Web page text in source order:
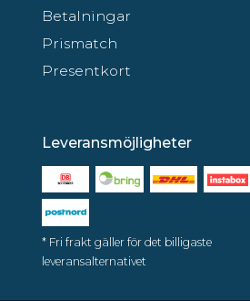
Betalningar
Prismatch
Presentkort
Leveransmöjligheter
* Fri frakt gäller för det billigaste
leveransalternativet